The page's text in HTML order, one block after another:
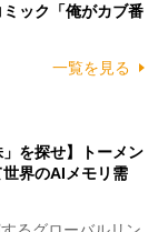
ック「俺がカブ番
一覧を見る
」を探せ】トーメン
界のAIメモリ需